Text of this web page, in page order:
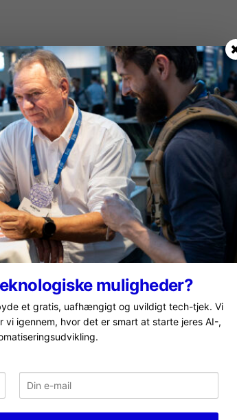
ved at tale bæredygtig
interesse og engagement fra både
bestyrelsesformand for Dansk AM
as a driver for sustainable
kommer i gang med AM-
at anvende additive manufacturing til
for transport og udledes mindre CO2.
hvad vi dagligt oplever – nemlig at
op for teknologien. Nye teknologier
at skabe positiv udvikling og bidrage til
Lorenzen.
muligheder?
et gratis, uafhængigt og uvildigt tech-tjek. Vi
vi igennem, hvor det er smart at starte jeres AI-,